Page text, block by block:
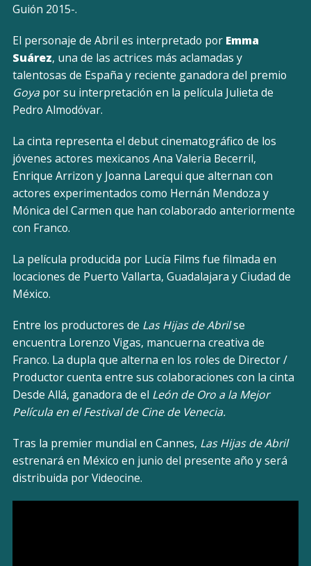
Guión 2015-.
El personaje de Abril es interpretado por Emma
Suárez, una de las actrices más aclamadas y
talentosas de España y reciente ganadora del premio
Goyapor su interpretación en la película Julieta de
Pedro Almodóvar.
La cinta representa el debut cinematográfico de los
jóvenes actores mexicanos Ana Valeria Becerril,
Enrique Arrizon y Joanna Larequi que alternan con
actores experimentados como Hernán Mendoza y
Mónica del Carmen que han colaborado anteriormente
con Franco.
La película producida por Lucía Films fue filmada en
locaciones de Puerto Vallarta, Guadalajara y Ciudad de
México.
Entre los productores de Las Hijas de Abrilse
encuentra Lorenzo Vigas, mancuerna creativa de
Franco. La dupla que alterna en los roles de Director /
Productor cuenta entre sus colaboraciones con la cinta
Desde Allá, ganadora de el León de Oro a la Mejor
Película en el Festival de Cine de Venecia.
Tras la premier mundial en Cannes, Las Hijas de Abril
estrenará en México en junio del presente año y será
distribuida por Videocine.